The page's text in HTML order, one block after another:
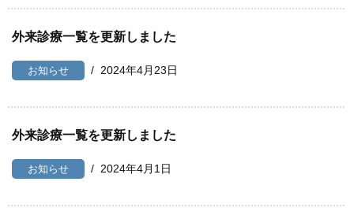
外来診療一覧を更新しました
お知らせ 2024年4月23日
外来診療一覧を更新しました
お知らせ 2024年4月1日